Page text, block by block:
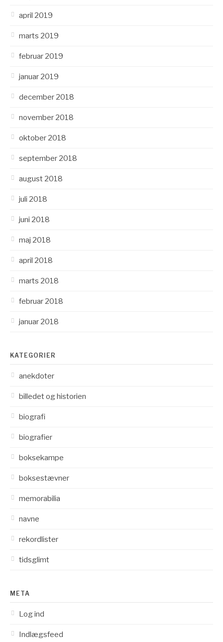
april 2019
marts 2019
februar 2019
januar 2019
december 2018
november 2018
oktober 2018
september 2018
august 2018
juli 2018
juni 2018
maj 2018
april 2018
marts 2018
februar 2018
januar 2018
KATEGORIER
anekdoter
billedet og historien
biografi
biografier
boksekampe
boksestævner
memorabilia
navne
rekordlister
tidsglimt
META
Log ind
Indlægsfeed